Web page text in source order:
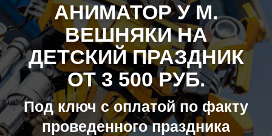
АНИМАТОР У М.
ВЕШНЯКИ НА
ДЕТСКИЙ ПРАЗДНИК
ОТ 3 500 РУБ.
Под ключ с оплатой по факту
проведенного праздника